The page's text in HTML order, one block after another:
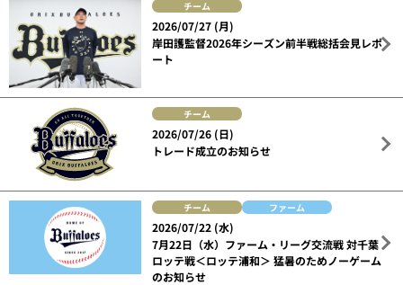
チーム
2026/07/27 (月)
岸田護監督2026年シーズン前半戦総括会見レポ
ート
チーム
2026/07/26 (日)
トレード成立のお知らせ
チーム ファーム
2026/07/22 (水)
7月22日（水）ファーム・リーグ交流戦 対千葉
ロッテ戦＜ロッテ浦和＞ 猛暑のためノーゲーム
のお知らせ